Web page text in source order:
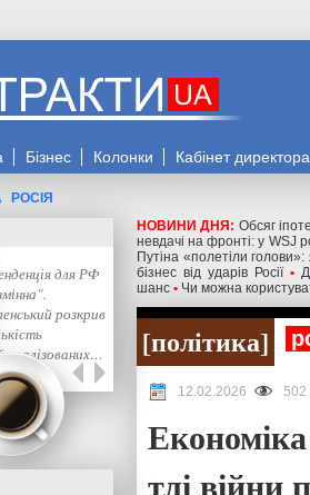
Бізнес Колонки Кабінет директора
РОСІЯ
НОВИНИ ДНЯ: Обсяг
невдачі на фронті: у WSJ
Путіна «полетіли
бізнес від ударів Росії •
шанс • Чи можна
політика
12.02.2026 502
тлі війни
для РФ
розкрив